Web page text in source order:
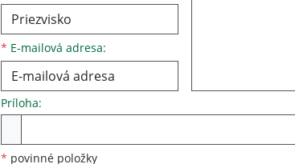
* E-mailová adresa:
Príloha:
* povinné položky